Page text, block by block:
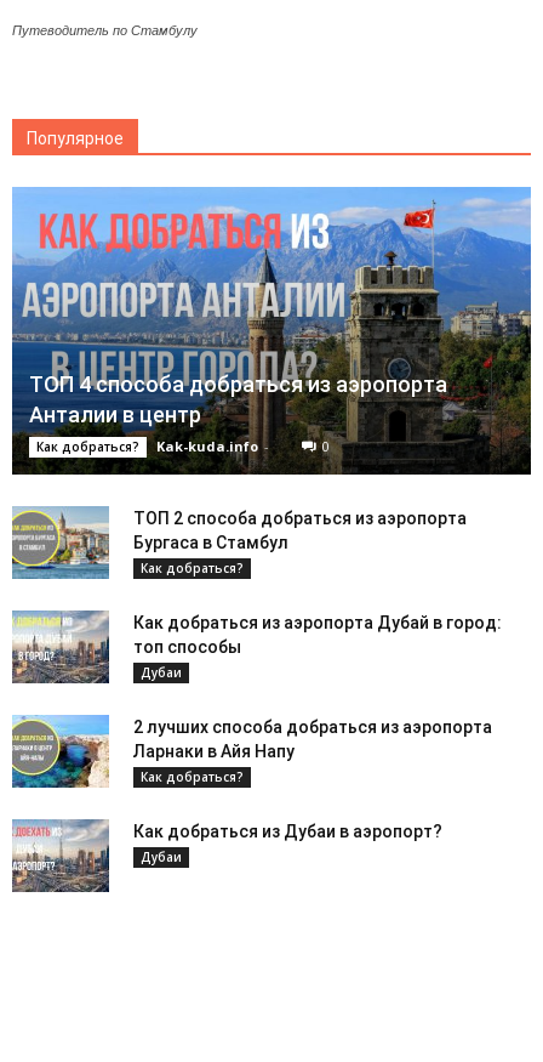
Путеводитель по Стамбулу
Популярное
ТОП 4 способа добраться из аэропорта
Анталии в центр
Как добраться? Kak-kuda.info - 0
ТОП 2 способа добраться из аэропорта
Бургаса в Стамбул
Как добраться?
Как добраться из аэропорта Дубай в город:
топ способы
Дубаи
2 лучших способа добраться из аэропорта
Ларнаки в Айя Напу
Как добраться?
Как добраться из Дубаи в аэропорт?
Дубаи